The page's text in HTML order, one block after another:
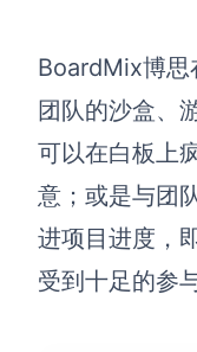
BoardMix博思
团队的沙盒、
可以在白板上
意；或是与团
进项目进度，
受到十足的参